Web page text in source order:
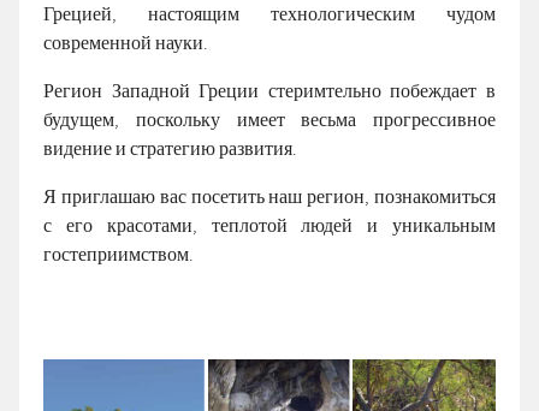
Грецией, настоящим технологическим чудом
современной науки.
Регион Западной Греции стеримтельно побеждает в
будущем, поскольку имеет весьма прогрессивное
видение и стратегию развития.
Я приглашаю вас посетить наш регион, познакомиться
с его красотами, теплотой людей и уникальным
гостеприимством.